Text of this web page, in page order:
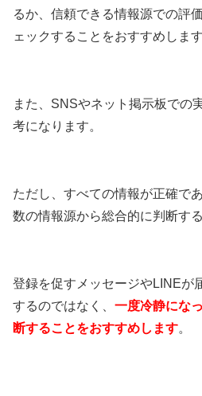
るか、信頼できる情報源での評
ェックすることをおすすめします
また、SNSやネット掲示板での
考になります。
ただし、すべての情報が正確で
数の情報源から総合的に判断す
登録を促すメッセージやLINEが
するのではなく、 一度冷静にな
断することをおすすめします。